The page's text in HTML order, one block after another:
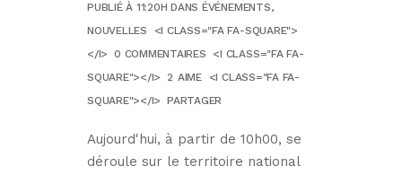
PUBLIÉ À 11:20H DANS ÉVÉNEMENTS,
NOUVELLES
<I CLASS="FA FA-SQUARE">
</I> 0 COMMENTAIRES
<I CLASS="FA FA-
SQUARE"></I>
2 AIME
<I CLASS="FA FA-
SQUARE"></I> PARTAGER
Aujourd'hui, à partir de 10h00, se
déroule sur le territoire national